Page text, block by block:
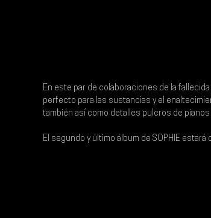
En este par de colaboraciones de la fallecida
perfecto para las sustancias y el
también así como detalles pulcros de
El segundo y último álbum de SOPHIE